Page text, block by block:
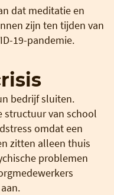
dat meditatie en
zijn ten tijden van
19-pandemie.
bedrijf sluiten.
structuur van school
omdat een
zitten alleen thuis
problemen